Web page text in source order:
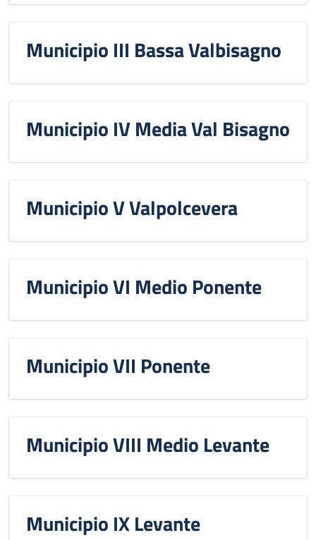
Municipio III Bassa Valbisagno
Municipio IV Media Val Bisagno
Municipio V Valpolcevera
Municipio VI Medio Ponente
Municipio VII Ponente
Municipio VIII Medio Levante
Municipio IX Levante